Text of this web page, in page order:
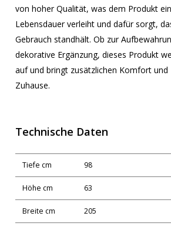
von hoher Qualität, was dem Produkt
Lebensdauer verleiht und dafür sorgt,
Gebrauch standhält. Ob zur
dekorative Ergänzung, dieses Produkt
auf und bringt zusätzlichen Komfort und
Zuhause.
Technische Daten
Tiefe cm 98
Höhe cm 63
Breite cm 205